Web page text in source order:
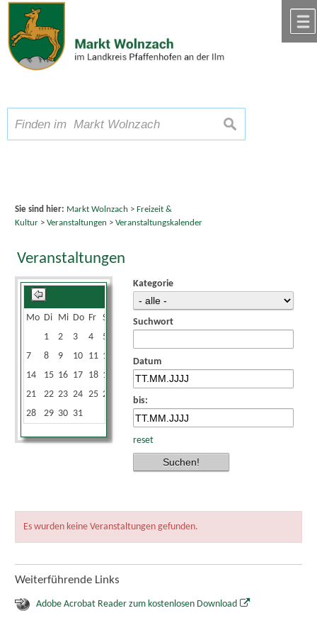
Zum Inhalt,zur Navigation
Schriftgröße A A A suchen
Sie sind hier: Markt Wolnzach > Freizeit &
Kultur> Veranstaltungen > Veranstaltungskalender
Veranstaltungen
Mo Di Mi Do Fr Sa
1
2 3 4 5
7
8 9 10 11 12
14
15 16 17 18 19
21
22 23 24 25 26
28
29 30 31
Kategorie
Suchwort
Datum
bis:
reset
Es wurden keine Veranstaltungen gefunden.
Weiterführende Links
Adobe Acrobat Reader zum kostenlosen Download